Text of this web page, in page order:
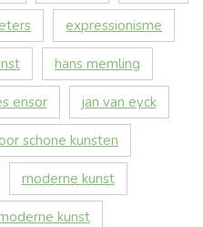
expressionisme
hans memling
ensor jan van eyck
schone kunsten
moderne kunst
kunst